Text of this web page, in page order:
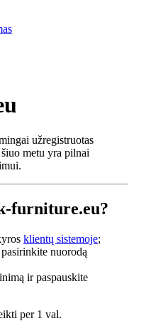
užregistruotas
metu yra pilnai
furniture.eu?
klientų sistemoje;
nuorodą
ir paspauskite
per 1 val.